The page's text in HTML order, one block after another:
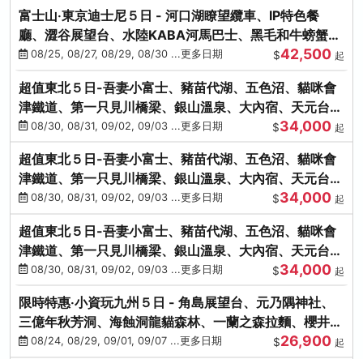
富士山‧東京迪士尼５日 - 河口湖瞭望纜車、IP特色餐
廳、澀谷展望台、水陸KABA河馬巴士、黑毛和牛螃蟹美
饌、季節採果
08/25, 08/27, 08/29, 08/30 ...更多日期 $42,500 起
超值東北５日-吾妻小富士、豬苗代湖、五色沼、貓咪會
津鐵道、第一只見川橋梁、銀山溫泉、大內宿、天元台高
原纜車
08/30, 08/31, 09/02, 09/03 ...更多日期 $34,000 起
超值東北５日-吾妻小富士、豬苗代湖、五色沼、貓咪會
津鐵道、第一只見川橋梁、銀山溫泉、大內宿、天元台高
原纜車
08/30, 08/31, 09/02, 09/03 ...更多日期 $34,000 起
超值東北５日-吾妻小富士、豬苗代湖、五色沼、貓咪會
津鐵道、第一只見川橋梁、銀山溫泉、大內宿、天元台高
原纜車
08/30, 08/31, 09/02, 09/03 ...更多日期 $34,000 起
限時特惠‧小資玩九州５日 - 角島展望台、元乃隅神社、
三億年秋芳洞、海蝕洞龍貓森林、一蘭之森拉麵、櫻井二
見浦08/24, 08/29, 09/01, 09/07 ...更多日期 $26,900 起